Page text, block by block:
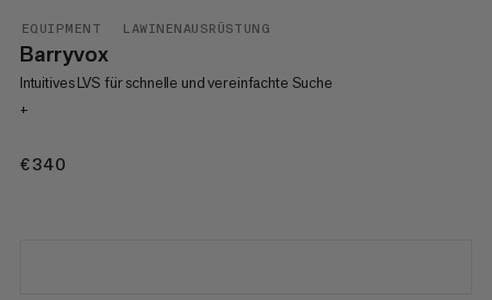
EQUIPMENT LAWINENAUSRÜSTUNG
Barryvox
Intuitives LVS für schnelle und vereinfachte Suche
+
€340